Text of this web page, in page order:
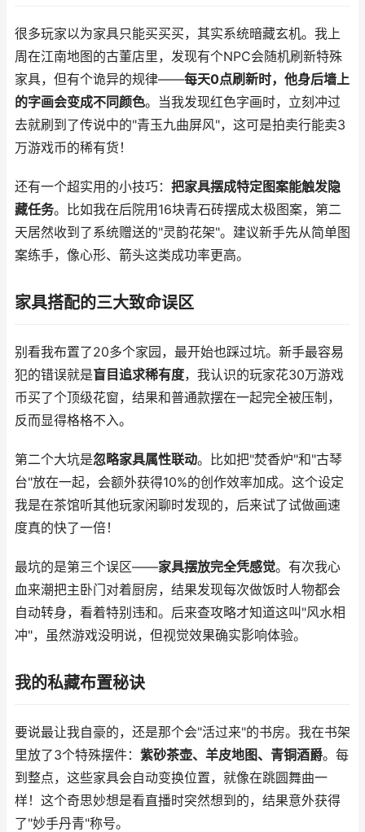
很多玩家以为家具只能买买买，其实系统暗藏玄机。我上
周在江南地图的古董店里，发现有个NPC会随机刷新特殊
家具，但有个诡异的规律——每天0点刷新时，他身后墙上
的字画会变成不同颜色。当我发现红色字画时，立刻冲过
去就刷到了传说中的"青玉九曲屏风"，这可是拍卖行能卖3
万游戏币的稀有货！
还有一个超实用的小技巧： 把家具摆成特定图案能触发隐
藏任务。比如我在后院用16块青石砖摆成太极图案，第二
天居然收到了系统赠送的"灵韵花架"。建议新手先从简单图
案练手，像心形、箭头这类成功率更高。
家具搭配的三大致命误区
别看我布置了20多个家园，最开始也踩过坑。新手最容易
犯的错误就是盲目追求稀有度，我认识的玩家花30万游戏
币买了个顶级花窗，结果和普通款摆在一起完全被压制，
反而显得格格不入。
第二个大坑是忽略家具属性联动。比如把"焚香炉"和"古琴
台"放在一起，会额外获得10%的创作效率加成。这个设定
我是在茶馆听其他玩家闲聊时发现的，后来试了试做画速
度真的快了一倍！
最坑的是第三个误区——家具摆放完全凭感觉。有次我心
血来潮把主卧门对着厨房，结果发现每次做饭时人物都会
自动转身，看着特别违和。后来查攻略才知道这叫"风水相
冲"，虽然游戏没明说，但视觉效果确实影响体验。
我的私藏布置秘诀
要说最让我自豪的，还是那个会"活过来"的书房。我在书架
里放了3个特殊摆件： 紫砂茶壶、羊皮地图、青铜酒爵。每
到整点，这些家具会自动变换位置，就像在跳圆舞曲一
样！这个奇思妙想是看直播时突然想到的，结果意外获得
了"妙手丹青"称号。